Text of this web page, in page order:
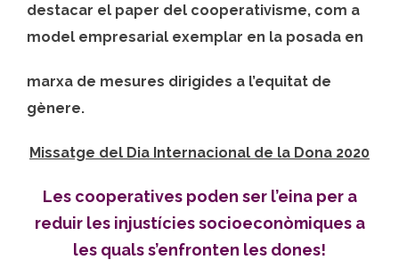
destacar el paper del cooperativisme, com a
model empresarial exemplar en la posada en
marxa de mesures dirigides a l’equitat de
gènere.
Missatge del Dia Internacional de la Dona 2020
Les cooperatives poden ser l’eina per a
reduir les injustícies socioeconòmiques a
les quals s’enfronten les dones!